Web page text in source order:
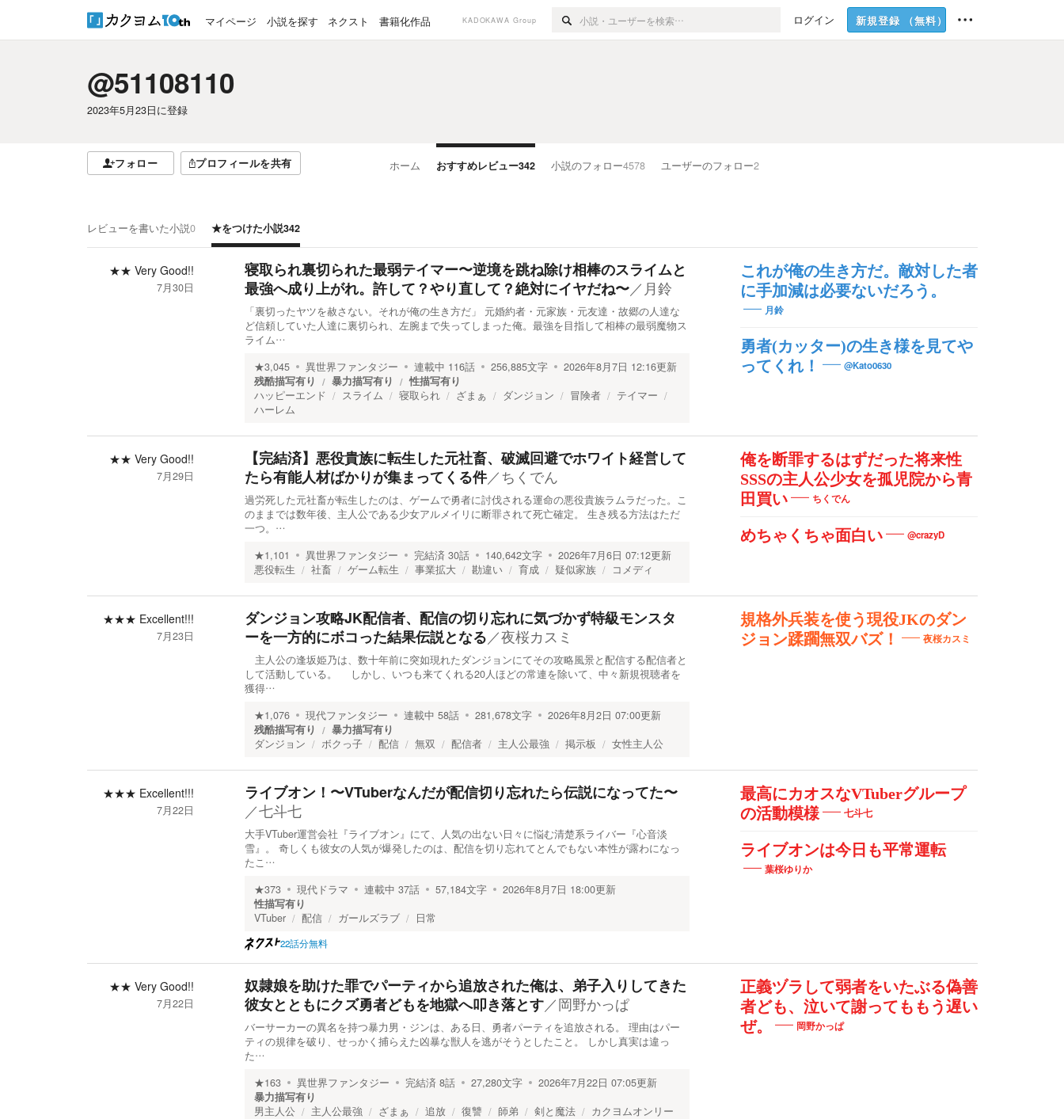
マイページ 小説を探す ネクスト 書籍化作品 KADOKAWA Group ログイン 新規登録 （無料）
@51108110
2023年5月23日に登録
フォロー プロフィールを共有 ホーム おすすめレビュー342 小説のフォロー4578 ユーザーのフォロー2
レビューを書いた小説0 ★をつけた小説342
★★ Very Good!!
7月30日
寝取られ裏切られた最弱テイマー〜逆境を跳ね除け相棒のスライムと
最強へ成り上がれ。許して？やり直して？絶対にイヤだね〜／ 月鈴
「裏切ったヤツを赦さない。それが俺の生き方だ」 元婚約者・元家族・元友達・故郷の人達な
ど信頼していた人達に裏切られ、左腕まで失ってしまった俺。最強を目指して相棒の最弱魔物ス
ライム…
★3,045 異世界ファンタジー 連載中 116話 256,885文字 2026年8月7日 12:16更新
残酷描写有り
暴力描写有り
性描写有り
ハッピーエンド
スライム 寝取られ ざまぁ ダンジョン 冒険者
テイマー
ハーレム
これが俺の生き方だ。敵対した者
に手加減は必要ないだろう。
月鈴
勇者(カッター)の生き様を見てや
ってくれ！
@Kato0630
★★ Very Good!!
7月29日
【完結済】悪役貴族に転生した元社畜、破滅回避でホワイト経営して
たら有能人材ばかりが集まってくる件／ちくでん
過労死した元社畜が転生したのは、ゲームで勇者に討伐される運命の悪役貴族ラムラだった。こ
のままでは数年後、主人公である少女アルメイリに断罪されて死亡確定。 生き残る方法はただ
一つ。…
★1,101 異世界ファンタジー 完結済 30話 140,642文字 2026年7月6日 07:12更新
悪役転生
社畜 ゲーム転生 事業拡大 勘違い 育成 疑似家族 コメディ
俺を断罪するはずだった将来性
SSSの主人公少女を孤児院から青
田買い
ちくでん
めちゃくちゃ面白い @crazyD
★★★ Excellent!!!
7月23日
ダンジョン攻略JK配信者、配信の切り忘れに気づかず特級モンスタ
ーを一方的にボコった結果伝説となる／夜桜カスミ
主人公の逢坂姫乃は、数十年前に突如現れたダンジョンにてその攻略風景と配信する配信者と
して活動している。 しかし、いつも来てくれる20人ほどの常連を除いて、中々新規視聴者を
獲得…
★1,076 現代ファンタジー 連載中 58話 281,678文字 2026年8月2日 07:00更新
残酷描写有り
暴力描写有り
ダンジョン
ボクっ子 配信 無双 配信者 主人公最強 掲示板 女性主人公
規格外兵装を使う現役JKのダン
ジョン蹂躙無双バズ！
夜桜カスミ
★★★ Excellent!!!
7月22日
ライブオン！〜VTuberなんだが配信切り忘れたら伝説になってた〜
／七斗七
大手VTuber運営会社『ライブオン』にて、人気の出ない日々に悩む清楚系ライバー『心音淡
雪』。 奇しくも彼女の人気が爆発したのは、配信を切り忘れてとんでもない本性が露わになっ
たこ…
★373 現代ドラマ 連載中 37話 57,184文字 2026年8月7日 18:00更新
性描写有り
VTuber
配信 ガールズラブ 日常
22話分無料
最高にカオスなVTuberグループ
の活動模様
七斗七
ライブオンは今日も平常運転
葉桜ゆりか
★★ Very Good!!
7月22日
奴隷娘を助けた罪でパーティから追放された俺は、弟子入りしてきた
彼女とともにクズ勇者どもを地獄へ叩き落とす／岡野かっぱ
​バーサーカーの異名を持つ暴力男・ジンは、ある日、勇者パーティを追放される。 理由はパー
ティの規律を破り、せっかく捕らえた凶暴な獣人を逃がそうとしたこと。 しかし真実は違っ
た…
★163 異世界ファンタジー 完結済 8話 27,280文字 2026年7月22日 07:05更新
暴力描写有り
男主人公
主人公最強 ざまぁ 追放 復讐 師弟 剣と魔法 カクヨムオンリー
正義ヅラして弱者をいたぶる偽善
者ども、泣いて謝ってももう遅い
ぜ。
岡野かっぱ